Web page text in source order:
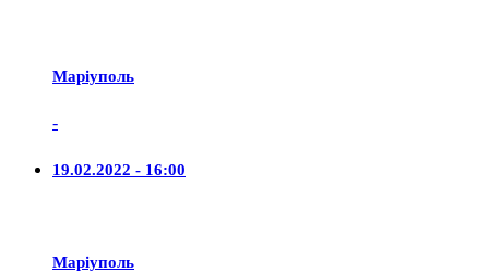
Маріуполь
-
19.02.2022 - 16:00
Маріуполь